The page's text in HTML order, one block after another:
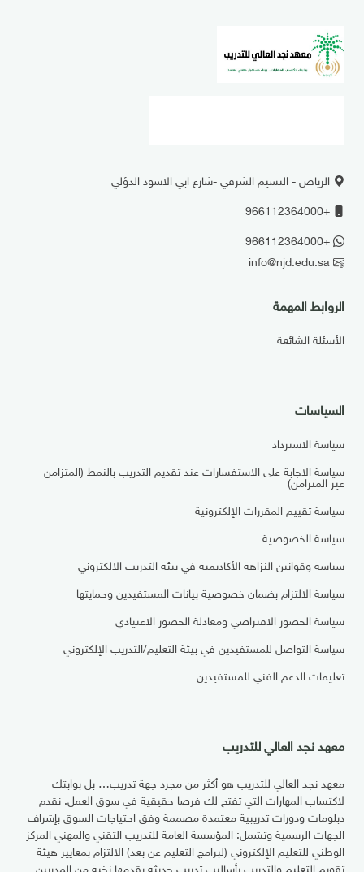
الرياض - النسيم الشرقي -شارع ابي الاسود الدؤلي
+966112364000
+966112364000
info@njd.edu.sa
الروابط المهمة
الأسئلة الشائعة
السياسات
سياسة الاسترداد
سياسة الاجابة على الاستفسارات عند تقديم التدريب بالنمط (المتزامن –
غير المتزامن)
سياسة تقييم المقررات الإلكترونية
سياسة الخصوصية
سياسة وقوانين النزاهة الأكاديمية في بيئة التدريب الالكتروني
سياسة الالتزام بضمان خصوصية بيانات المستفيدين وحمايتها
سياسة الحضور الافتراضي ومعادلة الحضور الاعتيادي
سياسة التواصل للمستفيدين في بيئة التعليم/التدريب الإلكتروني
تعليمات الدعم الفني للمستفيدين
معهد نجد العالي للتدريب
معهد نجد العالي للتدريب هو أكثر من مجرد جهة تدريب… بل بوابتك
لاكتساب المهارات التي تفتح لك فرصا حقيقية في سوق العمل. نقدم
دبلومات ودورات تدريبية معتمدة مصممة وفق احتياجات السوق بإشراف
الجهات الرسمية وتشمل: المؤسسة العامة للتدريب التقني والمهني المركز
الوطني للتعليم الإلكتروني (لبرامج التعليم عن بعد) الالتزام بمعايير هيئة
تقويم التعليم والتدريب بأساليب تدريب حديثة يقدمها نخبة من المدربين